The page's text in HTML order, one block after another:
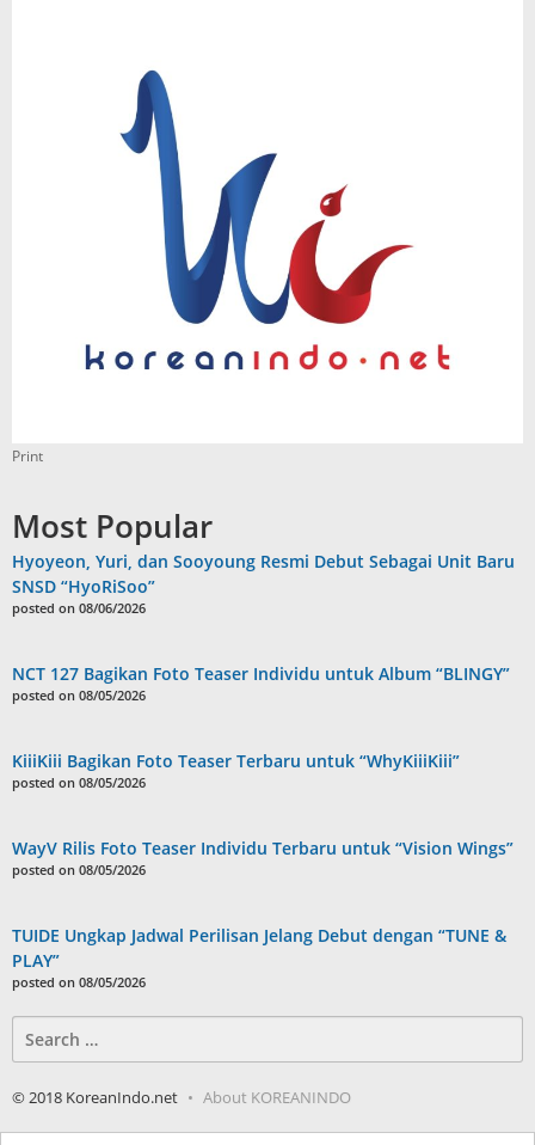
Print
Most Popular
Hyoyeon, Yuri, dan Sooyoung Resmi Debut Sebagai Unit Baru
SNSD “HyoRiSoo”
posted on 08/06/2026
NCT 127 Bagikan Foto Teaser Individu untuk Album “BLINGY”
posted on 08/05/2026
KiiiKiii Bagikan Foto Teaser Terbaru untuk “WhyKiiiKiii”
posted on 08/05/2026
WayV Rilis Foto Teaser Individu Terbaru untuk “Vision Wings”
posted on 08/05/2026
TUIDE Ungkap Jadwal Perilisan Jelang Debut dengan “TUNE &
PLAY”
posted on 08/05/2026
for:
© 2018 KoreanIndo.net About KOREANINDO